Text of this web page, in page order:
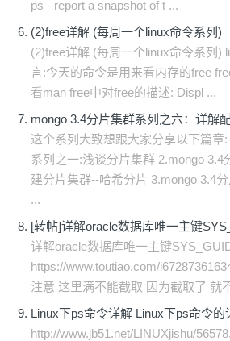
ps - report a snapshot of t ...
(2)free详解 (每周一个linux命令系列)
(2)free详解 (每周一个linux命令系列)
言:今天的命令是用来看内存的free
看man free中对free的描述: Displ ...
mongo 3.4分片集群系列之六：详解
这个系列大致想跟大家分享以下篇章
系列之一:浅谈分片集群 2.mongo 3.4
建分片集群--哈希分片 3.mongo 3.4
...
[转帖]详解oracle数据库唯一主键
详解oracle数据库唯一主键
https://www.toutiao.com/
注意 这里满不能截取 因为截取了 就
Linux下ps命令详解 Linux下ps命令的
http://www.jb51.net/LINUXjishu/